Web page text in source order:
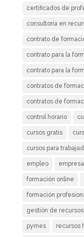
certificados de
consultoría en
contrato de
contrato para la
contrato para la
contratos de
contratos de
control horario
cursos gratis
cursos para
empleo empresa
formación online
formación
gestión de
pymes recursos